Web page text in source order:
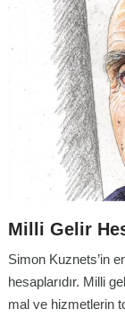
Milli Gelir
Simon Kuznets’in
hesaplarıdır. Milli
mal ve hizmetlerin